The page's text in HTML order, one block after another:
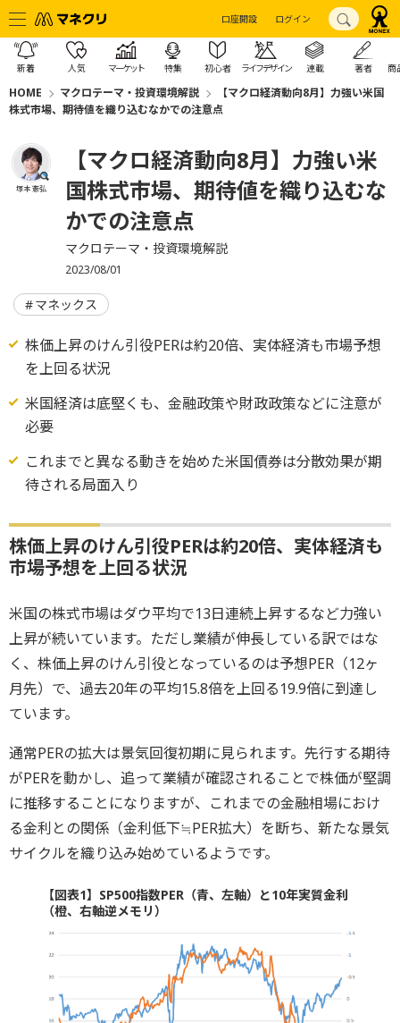
口座開設 ログイン
新着 人気 マーケット 特集 初心者 ライフデザイン 連載 著者 商
HOME マクロテーマ・投資環境解説
【マクロ経済動向8月】力強い米国
株式市場、期待値を織り込むなかでの注意点
塚本 憲弘
【マクロ経済動向8月】力強い米
国株式市場、期待値を織り込むな
かでの注意点
マクロテーマ・投資環境解説
2023/08/01
マネックス
株価上昇のけん引役PERは約20倍、実体経済も市場予想
を上回る状況
米国経済は底堅くも、金融政策や財政政策などに注意が
必要
これまでと異なる動きを始めた米国債券は分散効果が期
待される局面入り
株価上昇のけん引役PERは約20倍、実体経済も
市場予想を上回る状況
米国の株式市場はダウ平均で13日連続上昇するなど力強い
上昇が続いています。ただし業績が伸長している訳ではな
く、株価上昇のけん引役となっているのは予想PER（12ヶ
月先）で、過去20年の平均15.8倍を上回る19.9倍に到達し
ています。
通常PERの拡大は景気回復初期に見られます。先行する期待
がPERを動かし、追って業績が確認されることで株価が堅調
に推移することになりますが、これまでの金融相場におけ
る金利との関係（金利低下≒PER拡大）を断ち、新たな景気
サイクルを織り込み始めているようです。
【図表1】SP500指数PER（青、左軸）と10年実質金利
（橙、右軸逆メモリ）